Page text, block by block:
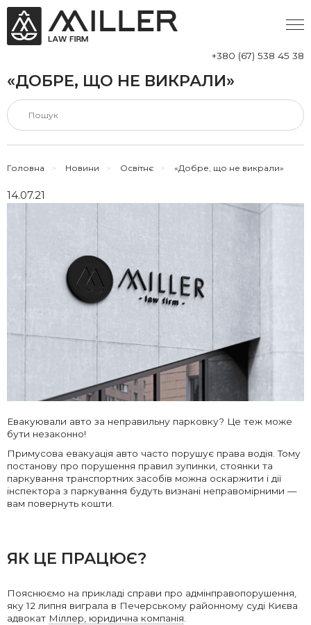
+380 (67) 538 45 38
«ДОБРЕ, ЩО НЕ ВИКРАЛИ»
Головна > Новини > Освітнє > «Добре, що не викрали»
14.07.21
Евакуювали авто за неправильну парковку? Це теж може
бути незаконно!
Примусова евакуація авто часто порушує права водія. Тому
постанову про порушення правил зупинки, стоянки та
паркування транспортних засобів можна оскаржити і дії
інспектора з паркування будуть визнані неправомірними —
вам повернуть кошти.
ЯК ЦЕ ПРАЦЮЄ?
Пояснюємо на прикладі справи про адмінправопорушення,
яку 12 липня виграла в Печерському районному суді Києва
адвокат Міллер, юридична компанія.